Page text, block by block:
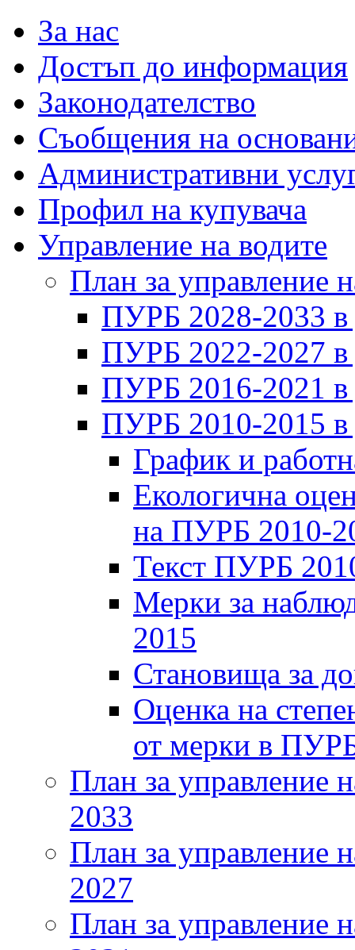
За нас
Достъп до информация
Законодателство
Съобщения на
Административни
Профил на купувача
Управление на водите
План за управление
ПУРБ 2028-2033 в
ПУРБ 2022-2027 в
ПУРБ 2016-2021 в
ПУРБ 2010-2015 в
График и
Екологична
на ПУРБ 2010-
Текст ПУРБ
Мерки за
2015
Становища за
Оценка на
от мерки в
План за управление
2033
План за управление
2027
План за управление